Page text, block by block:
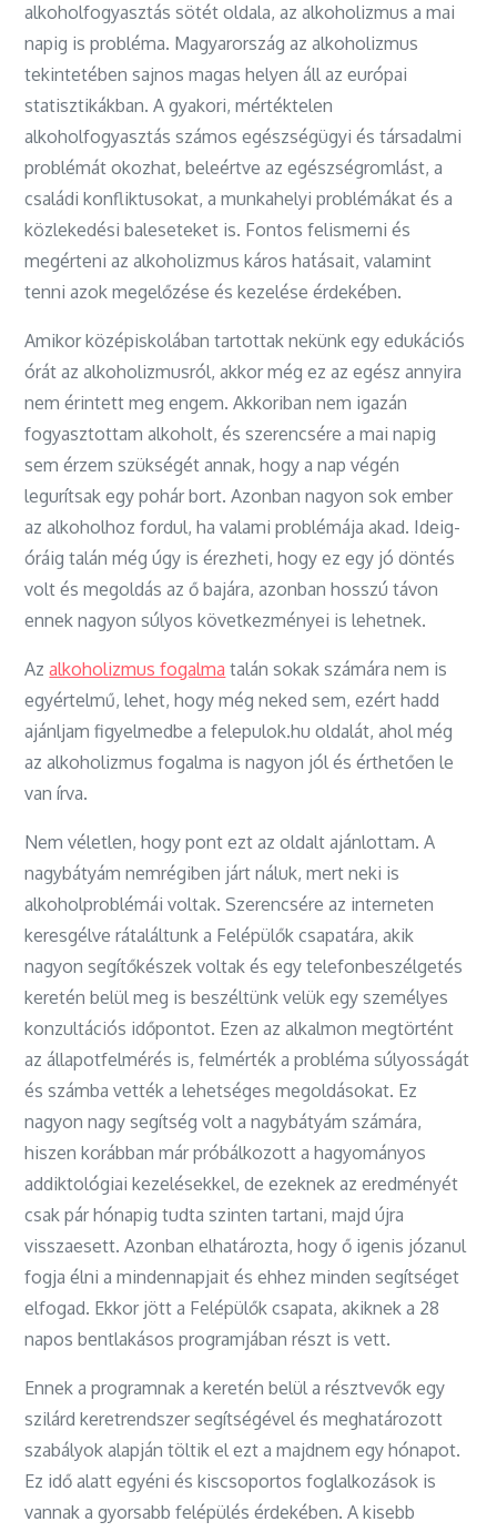
alkoholfogyasztás sötét oldala, az alkoholizmus a mai
napig is probléma. Magyarország az alkoholizmus
tekintetében sajnos magas helyen áll az európai
statisztikákban. A gyakori, mértéktelen
alkoholfogyasztás számos egészségügyi és társadalmi
problémát okozhat, beleértve az egészségromlást, a
családi konfliktusokat, a munkahelyi problémákat és a
közlekedési baleseteket is. Fontos felismerni és
megérteni az alkoholizmus káros hatásait, valamint
tenni azok megelőzése és kezelése érdekében.
Amikor középiskolában tartottak nekünk egy edukációs
órát az alkoholizmusról, akkor még ez az egész annyira
nem érintett meg engem. Akkoriban nem igazán
fogyasztottam alkoholt, és szerencsére a mai napig
sem érzem szükségét annak, hogy a nap végén
legurítsak egy pohár bort. Azonban nagyon sok ember
az alkoholhoz fordul, ha valami problémája akad. Ideig-
óráig talán még úgy is érezheti, hogy ez egy jó döntés
volt és megoldás az ő bajára, azonban hosszú távon
ennek nagyon súlyos következményei is lehetnek.
Azalkoholizmus fogalma talán sokak számára nem is
egyértelmű, lehet, hogy még neked sem, ezért hadd
ajánljam figyelmedbe a felepulok.hu oldalát, ahol még
az alkoholizmus fogalma is nagyon jól és érthetően le
van írva.
Nem véletlen, hogy pont ezt az oldalt ajánlottam. A
nagybátyám nemrégiben járt náluk, mert neki is
alkoholproblémái voltak. Szerencsére az interneten
keresgélve rátaláltunk a Felépülők csapatára, akik
nagyon segítőkészek voltak és egy telefonbeszélgetés
keretén belül meg is beszéltünk velük egy személyes
konzultációs időpontot. Ezen az alkalmon megtörtént
az állapotfelmérés is, felmérték a probléma súlyosságát
és számba vették a lehetséges megoldásokat. Ez
nagyon nagy segítség volt a nagybátyám számára,
hiszen korábban már próbálkozott a hagyományos
addiktológiai kezelésekkel, de ezeknek az eredményét
csak pár hónapig tudta szinten tartani, majd újra
visszaesett. Azonban elhatározta, hogy ő igenis józanul
fogja élni a mindennapjait és ehhez minden segítséget
elfogad. Ekkor jött a Felépülők csapata, akiknek a 28
napos bentlakásos programjában részt is vett.
Ennek a programnak a keretén belül a résztvevők egy
szilárd keretrendszer segítségével és meghatározott
szabályok alapján töltik el ezt a majdnem egy hónapot.
Ez idő alatt egyéni és kiscsoportos foglalkozások is
vannak a gyorsabb felépülés érdekében. A kisebb